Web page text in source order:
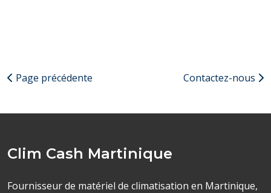
Page précédente Contactez-nous
Clim Cash Martinique
Fournisseur de matériel de climatisation en Martinique,